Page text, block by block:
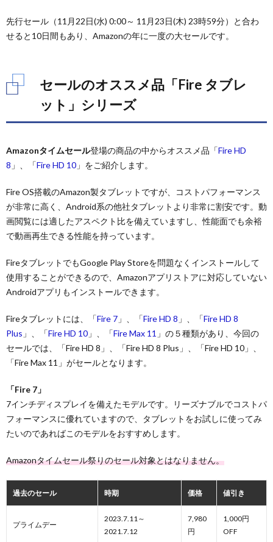
シリ
ーズ
レッ
ーズ
タイム
セール
のオス
スメ品
まとめ
前回
の
「Fire
TV」
ル情
先行セール（11月22日(水) 0:00～ 11月23日(木) 23時59分）と合わ
せると10日間もあり、Amazonの年に一度の大セールです。
セールのオススメ品「Fire タブレ
ット」シリーズ
Amazonタイムセール登場の商品の中からオススメ品「Fire HD
8 」、「Fire HD 10 」をご紹介します。
Fire OS搭載のAmazon製タブレットですが、コストパフォーマンス
が非常に高く、Android系の他社タブレットより非常に割安です。動
画閲覧には適したアスペクト比を備えていますし、性能面でも余裕
で動画再生できる性能を持っています。
FireタブレットでもGoogle Play Storeを問題なくインストールして
使用することができるので、Amazonアプリストアに対応していない
Androidアプリもインストールできます。
Fireタブレットには、「Fire 7 」、「Fire HD 8 」、「Fire HD 8
Plus 」、「Fire HD 10 」、「Fire Max 11 」の５種類があり、今回の
セールでは、「Fire HD 8」、「Fire HD 8 Plus」、「Fire HD 10」、
「Fire Max 11」がセールとなります。
「Fire 7」
7インチディスプレイを備えたモデルです。リーズナブルでコストパ
フォーマンスに優れていますので、タブレットをお試しに使ってみ
たいのであればこのモデルをおすすめします。
Amazonタイムセール祭りのセール対象とはなりません。
過去のセール 時期 価格 値引き
プライムデー
2023.7.11～
2021.7.12
7,980
円
1,000円
OFF